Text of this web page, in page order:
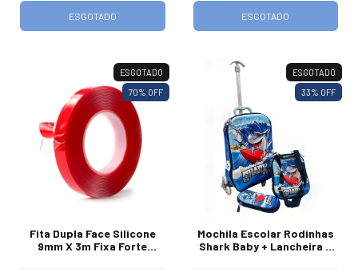
ESGOTADO ESGOTADO
ESGOTADO
70% OFF
Fita Dupla Face Silicone
9mm X 3m Fixa Forte
ESGOTADO
33% OFF
Mochila Escolar Rodinhas
Shark Baby + Lancheira E